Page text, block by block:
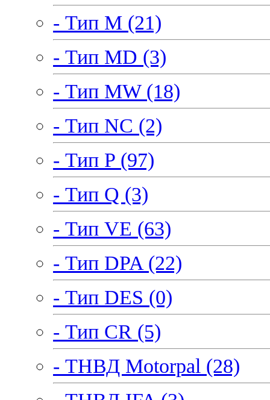
- Тип M (21)
- Тип MD (3)
- Тип MW (18)
- Тип NC (2)
- Тип P (97)
- Тип Q (3)
- Тип VE (63)
- Тип DPA (22)
- Тип DES (0)
- Тип CR (5)
- ТНВД Motorpal (28)